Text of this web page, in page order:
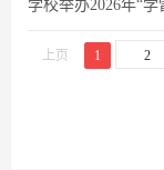
上页 1 2